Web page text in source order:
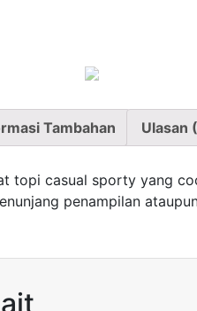
Tambahan Ulasan
topi casual sporty yang
penampilan